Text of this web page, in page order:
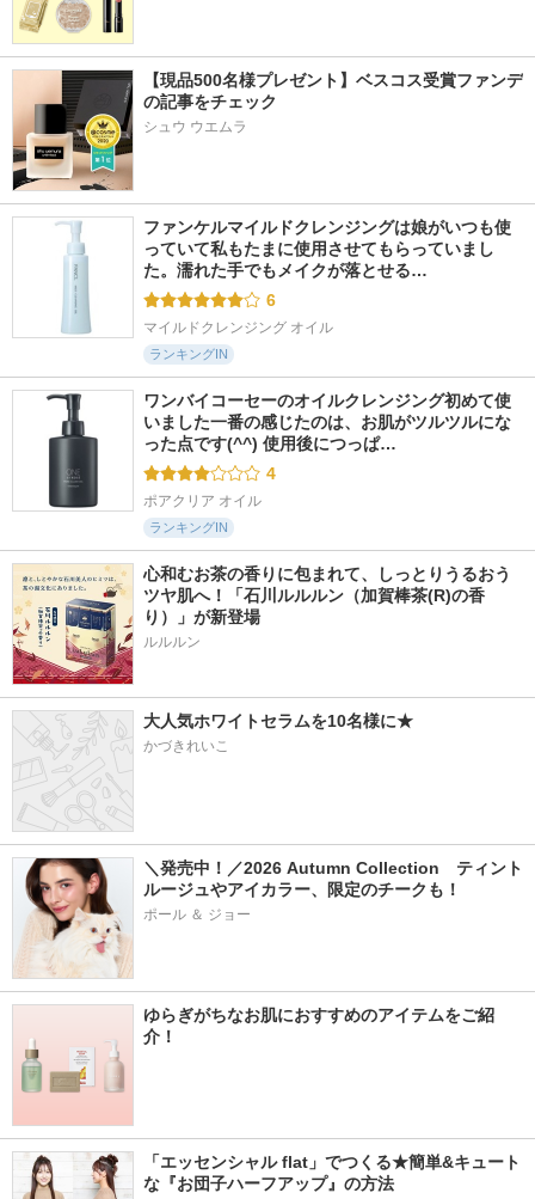
【現品500名様プレゼント】ベスコス受賞ファンデ
の記事をチェック
シュウ ウエムラ
ファンケルマイルドクレンジングは娘がいつも使
っていて私もたまに使用させてもらっていまし
た。濡れた手でもメイクが落とせる…
6
マイルドクレンジング オイル
ランキングIN
ワンバイコーセーのオイルクレンジング初めて使
いました一番の感じたのは、お肌がツルツルにな
った点です(^^) 使用後につっぱ…
4
ポアクリア オイル
ランキングIN
心和むお茶の香りに包まれて、しっとりうるおう
ツヤ肌へ！「石川ルルルン（加賀棒茶(R)の香
り）」が新登場
大人気ホワイトセラムを10名様に★
かづきれいこ
＼発売中！／2026 Autumn Collection　ティント
ルージュやアイカラー、限定のチークも！
ポール ＆ ジョー
ゆらぎがちなお肌におすすめのアイテムをご紹
介！
「エッセンシャル flat」でつくる★簡単&キュート
な『お団子ハーフアップ』の方法